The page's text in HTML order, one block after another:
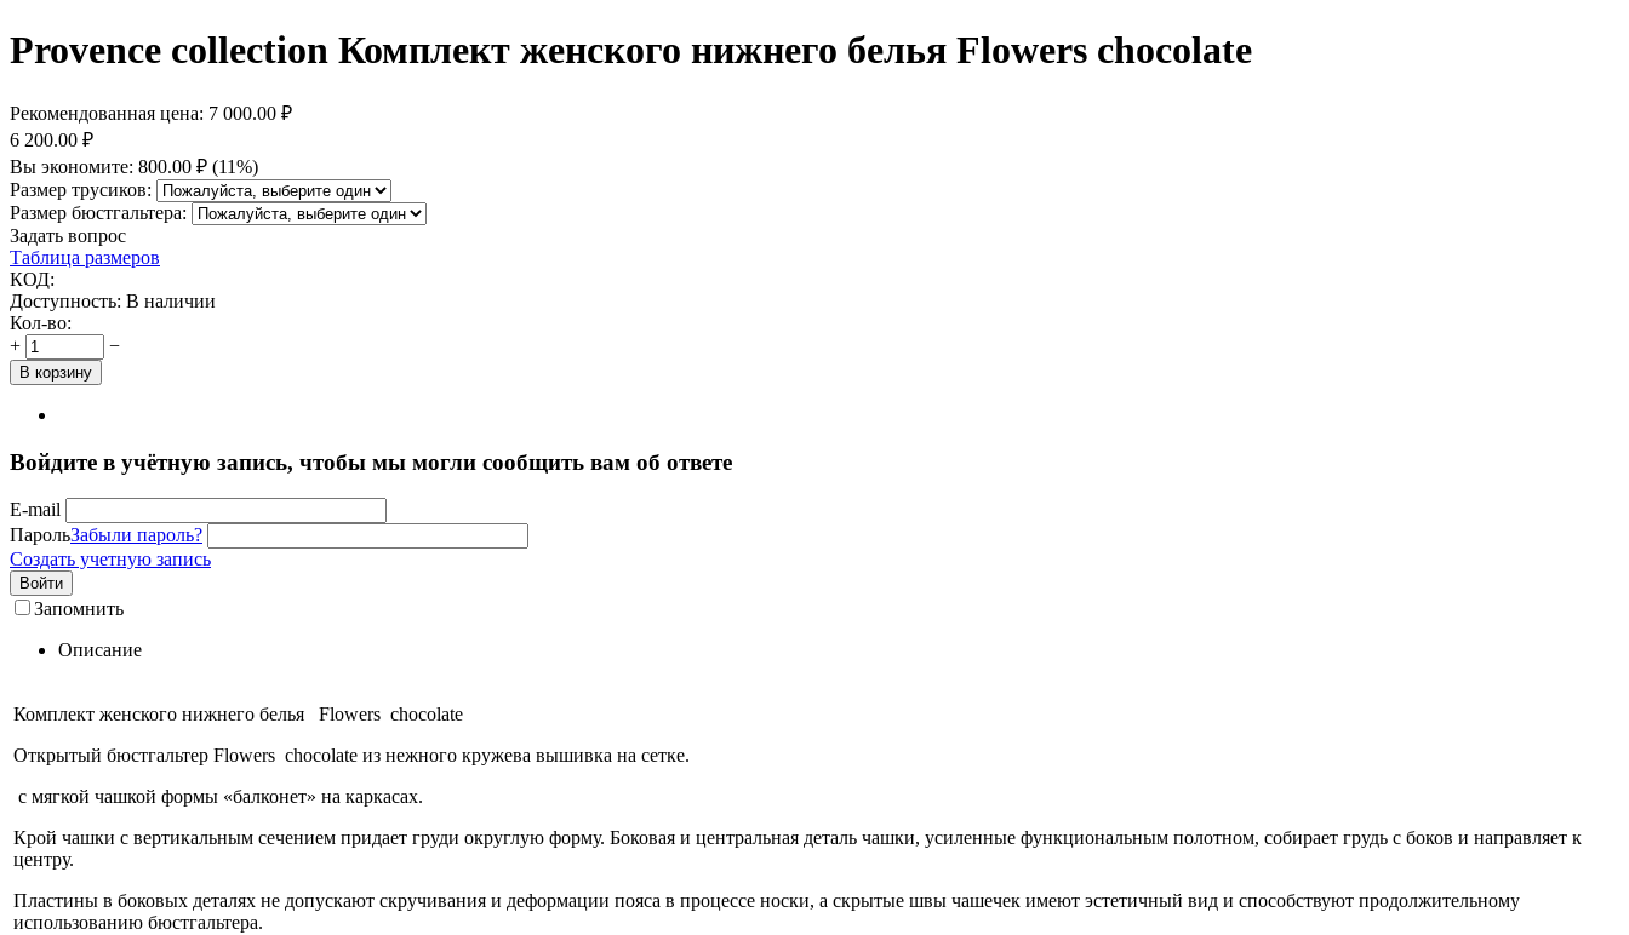
Provence collection Комплект женского нижнего белья Flowers chocolate
Рекомендованная цена: 7 000.00 ₽
6 200.00 ₽
Вы экономите: 800.00 ₽ (11%)
Размер трусиков:
Размер бюстгальтера:
Задать вопрос
Таблица размеров
КОД:
Доступность: В наличии
Кол-во:
+
−
В корзину
Войдите в учётную запись, чтобы мы могли сообщить вам об ответе
E-mail
ПарольЗабыли пароль?
Создать учетную запись
Войти
Запомнить
Описание
Комплект женского нижнего белья Flowers chocolate
Открытый бюстгальтер Flowers chocolate из нежного кружева вышивка на сетке.
с мягкой чашкой формы «балконет» на каркасах.
Крой чашки с вертикальным сечением придает груди округлую форму. Боковая и центральная деталь чашки, усиленные функциональным полотном, собирает грудь с боков и направляет к
центру.
Пластины в боковых деталях не допускают скручивания и деформации пояса в процессе носки, а скрытые швы чашечек имеют эстетичный вид и способствуют продолжительному
использованию бюстгальтера.